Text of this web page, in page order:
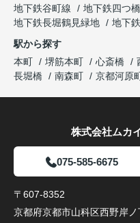
地下鉄谷町線
地下鉄四つ
地下鉄長堀鶴見緑地
地下
駅から探す
本町
堺筋本町 心斎橋
長堀橋
南森町 京都河原
株式会社ムカ
075-585-6675
〒607-8352
京都府京都市山科区西野岸